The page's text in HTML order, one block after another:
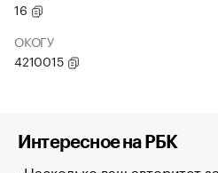
16
ОКОГУ
4210015
Интересное на РБК